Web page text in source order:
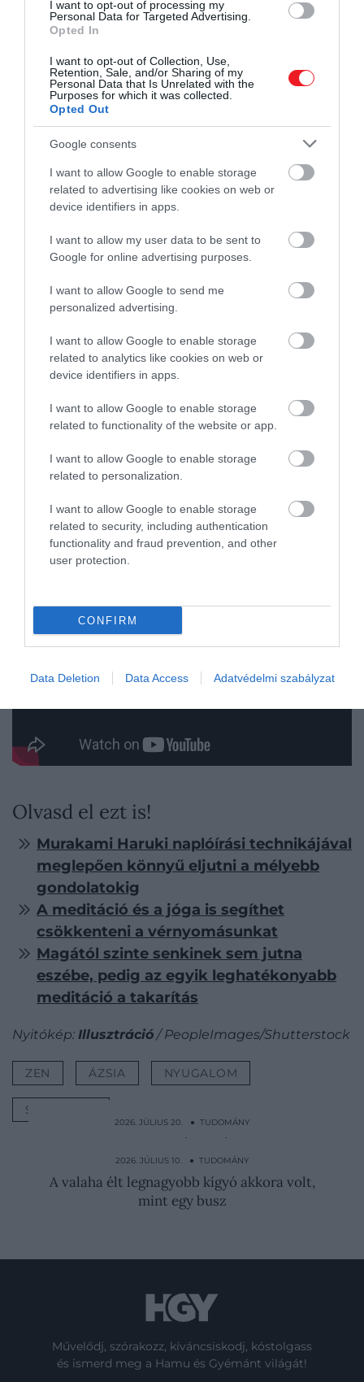
I want to opt-out of processing my
Personal Data for Targeted Advertising.
Opted In
I want to opt-out of Collection, Use,
Retention, Sale, and/or Sharing of my
Personal Data that Is Unrelated with the
Purposes for which it was collected.
Opted Out
Google consents
I want to allow Google to enable storage
related to advertising like cookies on web or
device identifiers in apps.
I want to allow my user data to be sent to
Google for online advertising purposes.
I want to allow Google to send me
personalized advertising.
I want to allow Google to enable storage
related to analytics like cookies on web or
device identifiers in apps.
I want to allow Google to enable storage
related to functionality of the website or app.
I want to allow Google to enable storage
related to personalization.
I want to allow Google to enable storage
related to security, including authentication
functionality and fraud prevention, and other
user protection.
CONFIRM
Data Deletion Data Access Adatvédelmi szabályzat
lelassítani a testet és az elmét, miközben a figyelem
egy egyszerű, konkrét pontra koncentrál, amelyhez
újra és újra visszatérhet. Agondolatok
megjelennek majd. Eszünkbe juthat egy
munkahelyi helyzet, egy elintézendő feladat, egy
régi beszélgetés vagy egy kellemetlen érzés. Ezeket
majd visszatérni a légzéshez és a kérdéshez: ki
vagyok én? A kilégzéssel pedig újra elengedhetjük a
biztosnak hitt válaszokat.
Figyelmedbe ajánljuk!
Szó szerint átírja az agyműködésünket,
ha rendszeresen hálát adunk azért,
amink van
zen szemléleteszerint sokszor azért akadunk el,
mert túl erősen kapaszkodunk a saját
értelmezéseinkbe. Feltételezéseket gyártunk arról,
mit gondolnak mások, mit jelent egy helyzet, vagy
milyen megoldást kellene találnunk. A
segíthet tisztábban látni őket. Ez az egyszerű
gyakorlat így nem a külvilágtól való elszakadásról
szól. Inkább arról, hogy pontosabban
legyünk jelen
abban, amit csinálunk: halljuk, amit a másik mond,
érzékeljük a saját reakcióinkat, és ne csak a
fejünkben futó magyarázatok alapján döntsünk.
Olvasd el ezt is!
Murakami Haruki naplóírási technikájával
meglepően könnyű eljutni a mélyebb
gondolatokig
A meditáció és a jóga is segíthet
csökkenteni a vérnyomásunkat
Magától szinte senkinek sem jutna
eszébe, pedig az egyik leghatékonyabb
meditáció a takarítás
Nyitókép: Illusztráció / PeopleImages/Shutterstock
ZEN ÁZSIA NYUGALOM
SZEMLÉLET
2026. JÚLIUS 20. ● TUDOMÁNY
Mindenki a hűtő ajtajában tárolja, pedig ez
a lehető…
2026. JÚLIUS 10. ● TUDOMÁNY
A valaha élt legnagyobb kígyó akkora volt,
mint egy busz
Művelődj, szórakozz, kíváncsiskodj, kóstolgass
és ismerd meg a Hamu és Gyémánt világát!